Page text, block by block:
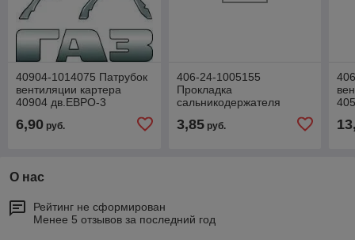
40904-1014075 Патрубок
вентиляции картера
40904 дв.ЕВРО-3
6,90 руб.
406-24-1005155
Прокладка
сальникодержателя
дв.ЕВРО-3
3,85руб.
О нас
Рейтинг не сформирован
Менее 5 отзывов за последний год